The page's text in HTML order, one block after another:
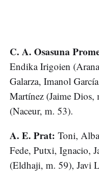
C. A. Osasuna
Endika Irigoien
Galarza, Imanol
Martínez (Jaime
(Naceur, m. 53).
A. E. Prat: Toni,
Fede, Putxi, Ignacio,
(Eldhaji, m. 59), Javi